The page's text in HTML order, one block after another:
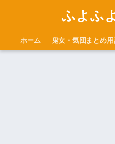
ふよふ
ホーム 鬼女・気団まとめ